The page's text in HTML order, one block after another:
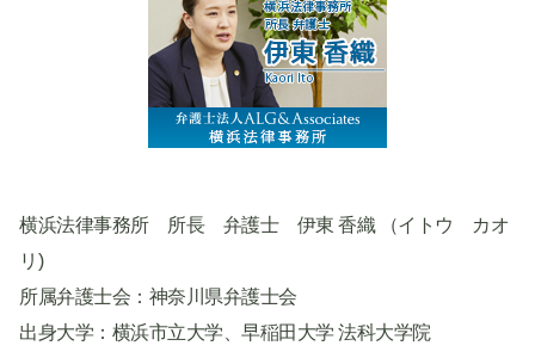
横浜法律事務所 所長 弁護士 伊東 香織 （イトウ カオ
リ)
所属弁護士会：神奈川県弁護士会
出身大学：横浜市立大学、早稲田大学 法科大学院